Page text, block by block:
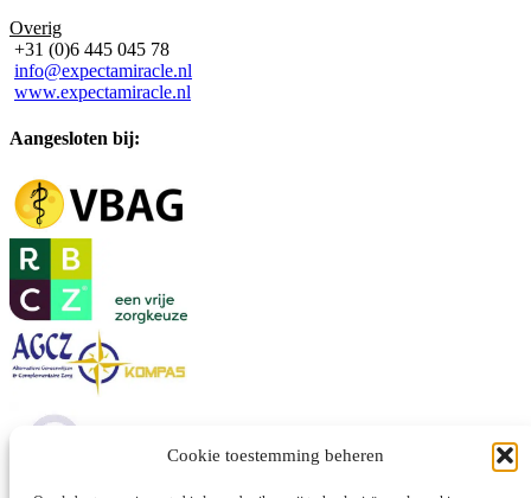
Cookie toestemming beheren
Overig
+31 (0)6 445 045 78
info@expectamiracle.nl
www.expectamiracle.nl
Aangesloten bij: